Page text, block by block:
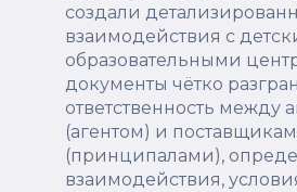
создали
взаимодействия с
образовательными
документы чётко
ответственность между
(агентом) и
(принципалами),
взаимодействия,